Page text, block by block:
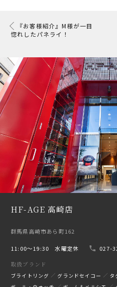
『お客様紹介』M様が一目
惚れしたパネライ！
HF-AGE 高崎店
群馬県高崎市あら町162
11:00〜19:30 水曜定休
027-
取扱ブランド
ブライトリング グランドセイコー
タ